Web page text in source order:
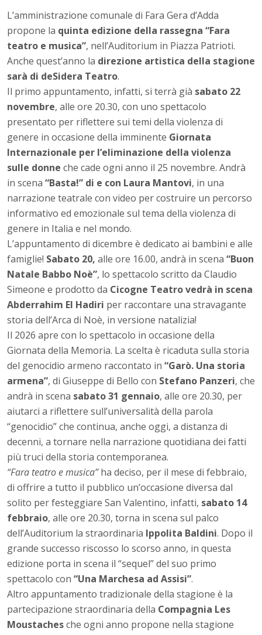
L’amministrazione comunale di Fara Gera d’Adda
propone la quinta edizione della rassegna “Fara
teatro e musica”, nell’Auditorium in Piazza Patrioti.
Anche quest’anno la direzione artistica della stagione
sarà di deSidera Teatro.
Il primo appuntamento, infatti, si terrà già sabato 22
novembre, alle ore 20.30, con uno spettacolo
presentato per riflettere sui temi della violenza di
genere in occasione della imminente Giornata
Internazionale per l’eliminazione della violenza
sulle donne che cade ogni anno il 25 novembre. Andrà
in scena “Basta!” di e con Laura Mantovi, in una
narrazione teatrale con video per costruire un percorso
informativo ed emozionale sul tema della violenza di
genere in Italia e nel mondo.
L’appuntamento di dicembre è dedicato ai bambini e alle
famiglie! Sabato 20, alle ore 16.00, andrà in scena “Buon
Natale Babbo Noè”, lo spettacolo scritto da Claudio
Simeone e prodotto da Cicogne Teatro vedrà in scena
Abderrahim El Hadiri per raccontare una stravagante
storia dell’Arca di Noè, in versione natalizia!
Il 2026 apre con lo spettacolo in occasione della
Giornata della Memoria. La scelta è ricaduta sulla storia
del genocidio armeno raccontato in “Garò. Una storia
armena”, di Giuseppe di Bello con Stefano Panzeri, che
andrà in scena sabato 31 gennaio, alle ore 20.30, per
aiutarci a riflettere sull’universalità della parola
“genocidio” che continua, anche oggi, a distanza di
decenni, a tornare nella narrazione quotidiana dei fatti
più truci della storia contemporanea.
“Fara teatro e musica”ha deciso, per il mese di febbraio,
di offrire a tutto il pubblico un’occasione diversa dal
solito per festeggiare San Valentino, infatti, sabato 14
febbraio, alle ore 20.30, torna in scena sul palco
dell’Auditorium la straordinaria Ippolita Baldini. Dopo il
grande successo riscosso lo scorso anno, in questa
edizione porta in scena il “sequel” del suo primo
spettacolo con “Una Marchesa ad Assisi”.
Altro appuntamento tradizionale della stagione è la
partecipazione straordinaria della Compagnia Les
Moustachesche ogni anno propone nella stagione